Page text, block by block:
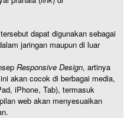
dapat digunakan sebagai
jaringan maupun di luar
Responsive Design, artinya
akan cocok di berbagai media,
iPhone, Tab), termasuk
web akan menyesuaikan